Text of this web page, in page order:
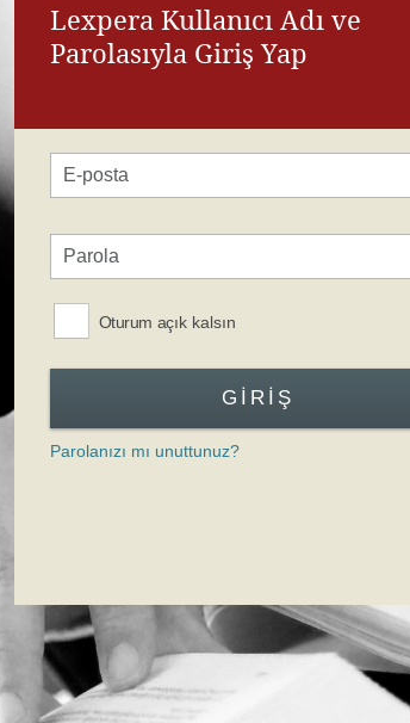
Lexpera Kullanıcı Adı ve
Parolasıyla Giriş Yap
Oturum açık kalsın
GIRIŞ
Parolanızı mı unuttunuz?